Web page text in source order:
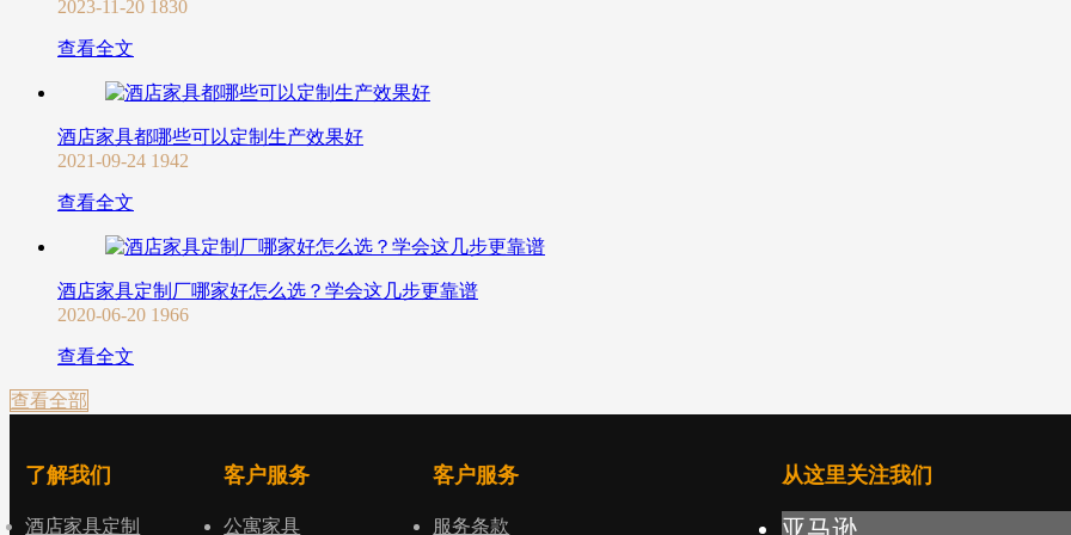
2023-11-20 1830
查看全文
酒店家具都哪些可以定制生产效果好
2021-09-24 1942
查看全文
酒店家具定制厂哪家好怎么选？学会这几步更靠谱
2020-06-20 1966
查看全文
查看全部
了解我们
酒店家具定制
客户服务
公寓家具
客户服务
服务条款
从这里关注我们
亚马逊